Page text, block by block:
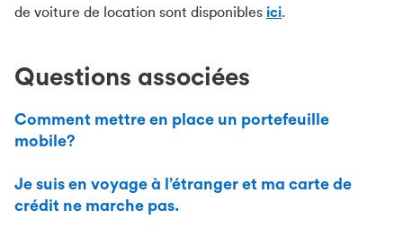
de voiture de location sont disponibles ici.
Questions associées
Comment mettre en place un portefeuille
mobile?
Je suis en voyage à l’étranger et ma carte de
crédit ne marche pas.